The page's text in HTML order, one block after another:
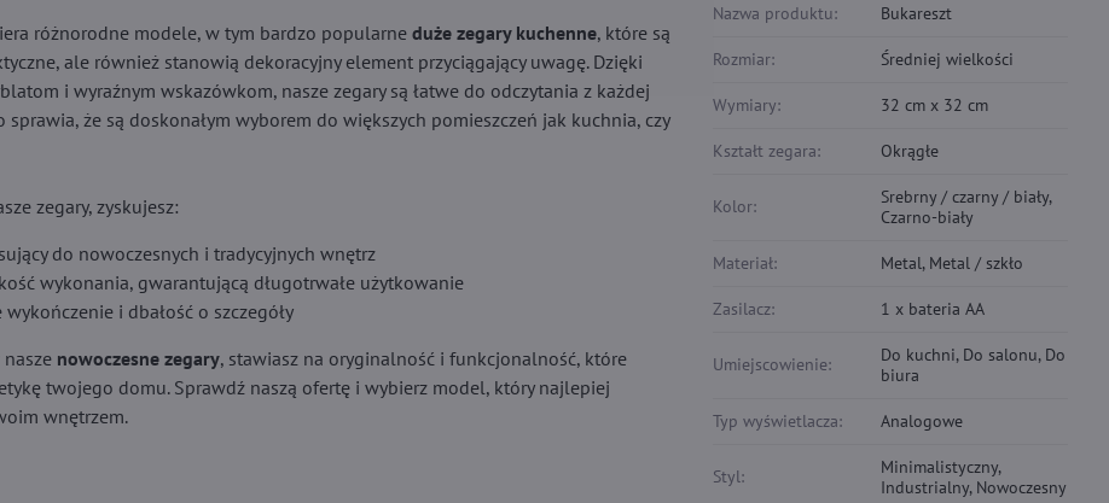
różnorodne modele, w tym bardzo popularneduże zegary kuchenne, które są
ale również stanowią dekoracyjny element przyciągający uwagę. Dzięki
i wyraźnym wskazówkom, nasze zegary są łatwe do odczytania z każdej
sprawia, że są doskonałym wyborem do większych pomieszczeń jak kuchnia, czy
zegary, zyskujesz:
do nowoczesnych i tradycyjnych wnętrz
wykonania, gwarantującą długotrwałe użytkowanie
wykończenie i dbałość o szczegóły
nowoczesne zegary, stawiasz na oryginalność i funkcjonalność, które
twojego domu. Sprawdź naszą ofertę i wybierz model, który najlepiej
wnętrzem.
Nazwa produktu: Bukareszt
Rozmiar: Średniej wielkości
Wymiary: 32 cm x 32 cm
Kształt zegara: Okrągłe
Kolor:
Srebrny / czarny / biały,
Czarno-biały
Materiał: Metal, Metal / szkło
Zasilacz: 1 x bateria AA
Umiejscowienie:
Do kuchni, Do salonu, Do
biura
Typ wyświetlacza: Analogowe
Styl:
Minimalistyczny,
Industrialny, Nowoczesny